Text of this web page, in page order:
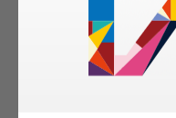
科衛生士、歯
容のメールマ